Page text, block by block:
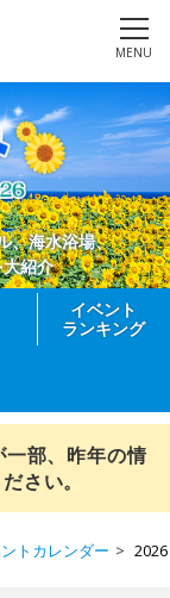
MENU
、海水浴場、
紹介
イベント
ランキング
部、昨年の情
さい。
トカレンダー